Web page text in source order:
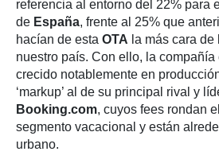
referencia al entorno del 22% para
de España, frente al 25% que
hacían de esta OTA la más cara
nuestro país. Con ello, la
crecido notablemente en
‘markup’ al de su principal rival y
Booking.com, cuyos fees rondan
segmento vacacional y están
urbano.